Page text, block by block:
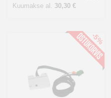
Kuumakse al. 30,30 €
-5%